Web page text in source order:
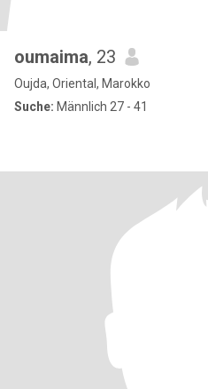
oumaima, 23
Oujda, Oriental, Marokko
Suche: Männlich 27 - 41